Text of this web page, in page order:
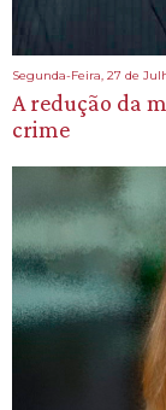
Segunda-Feira, 27 de
A redução da
crime